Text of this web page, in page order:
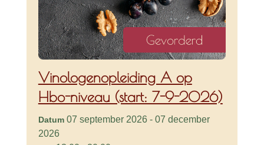
Vinologenopleiding A op
Hbo-niveau (start: 7-9-2026)
Datum 07 september 2026 - 07 december
2026